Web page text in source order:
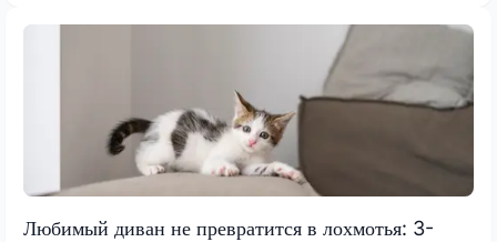
Любимый диван не превратится в лохмотья: 3-